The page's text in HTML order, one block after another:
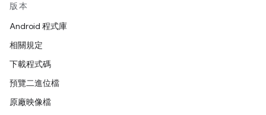
版本
Android 程式庫
相關規定
下載程式碼
預覽二進位檔
原廠映像檔